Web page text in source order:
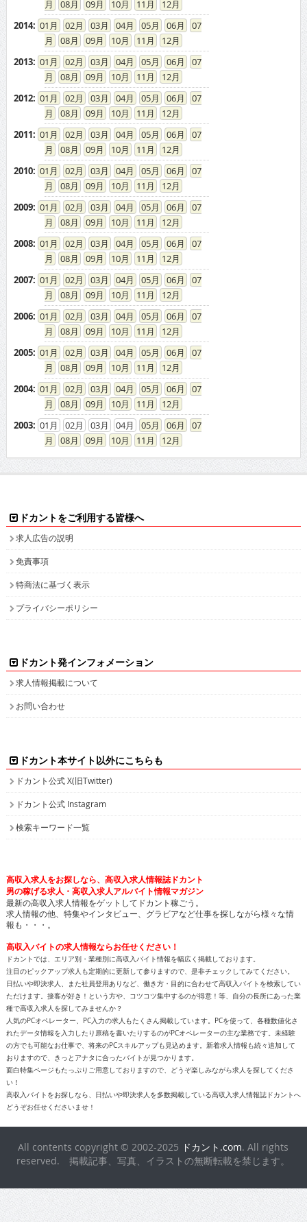
08
09 10 11
12
2014: 01 02 03 04 05 06
07
08
09 10 11
12
2013: 01 02 03 04 05 06
07
08
09 10 11
12
2012: 01 02 03 04 05 06
07
08
09 10 11
12
2011: 01 02 03 04 05 06
07
08
09 10 11
12
2010: 01 02 03 04 05 06
07
08
09 10 11
12
2009: 01 02 03 04 05 06
07
08
09 10 11
12
2008: 01 02 03 04 05 06
07
08
09 10 11
12
2007: 01 02 03 04 05 06
07
08
09 10 11
12
2006: 01 02 03 04 05 06
07
08
09 10 11
12
2005: 01 02 03 04 05 06
07
08
09 10 11
12
2004: 01 02 03 04 05 06
07
08
09 10 11
12
2003: 01 02 03 04 05 06
07
08
09 10 11 12
ドカントをご利用する皆様へ
求人広告の説明
免責事項
特商法に基づく表示
プライバシーポリシー
ドカント発インフォメーション
求人情報掲載について
お問い合わせ
ドカント本サイト以外にこちらも
ドカント公式 X(旧Twitter)
ドカント公式 Instagram
検索キーワード一覧
高収入求人をお探しなら、高収入求人情報誌ドカント
男の稼げる求人・高収入求人アルバイト情報マガジン
最新の高収入求人情報をゲットしてドカント稼ごう。
求人情報の他、特集やインタビュー、グラビアなど仕事を探しながら様々な情
報も・・・。
高収入バイトの求人情報ならお任せください！
ドカントでは、エリア別・業種別に高収入バイト情報を幅広く掲載しております。
注目のピックアップ求人も定期的に更新して参りますので、是非チェックしてみてください。
日払いや即決求人、また社員登用ありなど、働き方・目的に合わせて高収入バイトを検索してい
ただけます。接客が好き！という方や、コツコツ集中するのが得意！等、自分の長所にあった業
種で高収入求人を探してみませんか？
人気のPCオペレーター、PC入力の求人もたくさん掲載しています。PCを使って、各種数値化さ
れたデータ情報を入力したり原稿を書いたりするのがPCオペレーターの主な業務です。未経験
の方でも可能なお仕事で、将来のPCスキルアップも見込めます。新着求人情報も続々追加して
おりますので、きっとアナタに合ったバイトが見つかります。
面白特集ページもたっぷりご用意しておりますので、どうぞ楽しみながら求人を探してくださ
い！
高収入バイトをお探しなら、日払いや即決求人を多数掲載している高収入求人情報誌ドカントへ
どうぞお任せくださいませ！
All contents copyright © 2002-2025 ドカント.com. All rights
reserved. 掲載記事、写真、イラストの無断転載を禁じます。